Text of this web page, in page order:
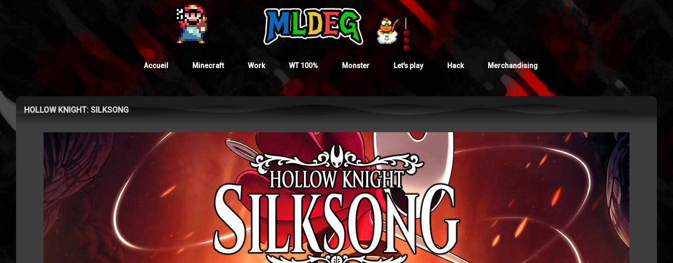
Accueil Minecraft Work WT 100% Monster Let's play Hack Merchandising
HOLLOW KNIGHT: SILKSONG